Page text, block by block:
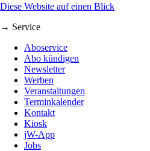
Diese Website auf einen Blick
→ Service
Aboservice
Abo kündigen
Newsletter
Werben
Veranstaltungen
Terminkalender
Kontakt
Kiosk
jW-App
Jobs